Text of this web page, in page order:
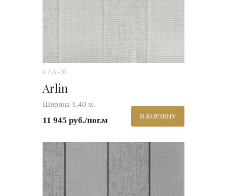
# 6A-00
Arlin
Ширина 1,40 м.
11 945 руб./пог.м В КОРЗИНУ